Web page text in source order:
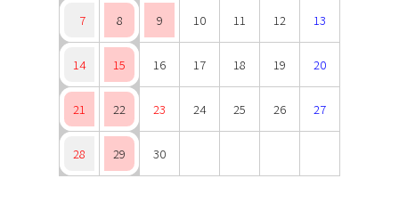
7 8 9 10 11 12 13
14 15 16 17 18 19 20
21 22 23 24 25 26 27
28 29 30